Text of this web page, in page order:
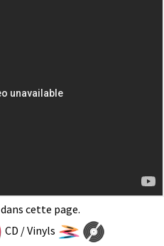
dans cette page.
CD / Vinyls